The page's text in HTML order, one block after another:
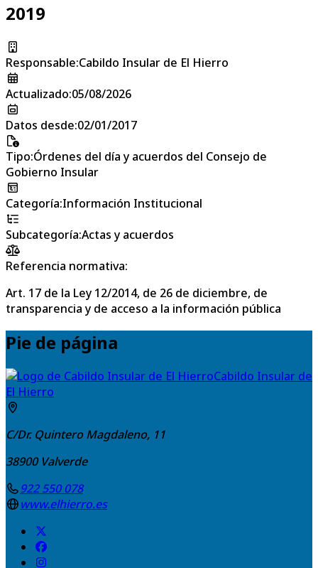
2019
Responsable:Cabildo Insular de El Hierro
Actualizado:05/08/2026
Datos desde:02/01/2017
Tipo:Órdenes del día y acuerdos del Consejo de
Gobierno Insular
Categoría:Información Institucional
Subcategoría:Actas y acuerdos
Referencia normativa:
Art. 17 de la Ley 12/2014, de 26 de diciembre, de
transparencia y de acceso a la información pública
Pie de página
Cabildo Insular de
El Hierro
C/Dr. Quintero Magdaleno, 11
38900 Valverde
922 550 078
www.elhierro.es